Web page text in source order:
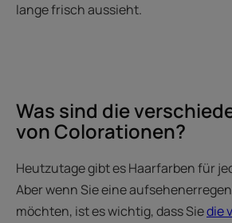
lange frisch aussieht.
Was sind die
von Colorationen?
Heutzutage gibt es Haarfarben für
Aber wenn Sie eine
möchten, ist es wichtig, dass Siedie